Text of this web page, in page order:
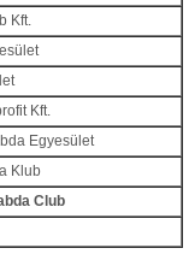
Kft.
Kft.
Egyesület
Klub
Club